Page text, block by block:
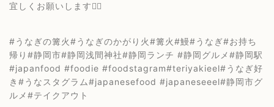
宜しくお願いします🙇‍♂️
#うなぎの篝火#うなぎのかがり火#篝火#鰻#うなぎ#お持ち
帰り#静岡市#静岡浅間神社#静岡ランチ #静岡グルメ#静岡駅
#japanfood #foodie #foodstagram#teriyakieel#うなぎ好
き#うなスタグラム#japanesefood #japaneseeel#静岡市グ
ルメ#テイクアウト